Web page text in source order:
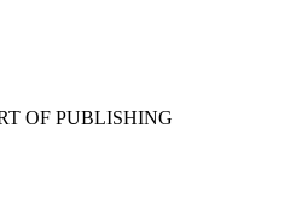
OF PUBLISHING